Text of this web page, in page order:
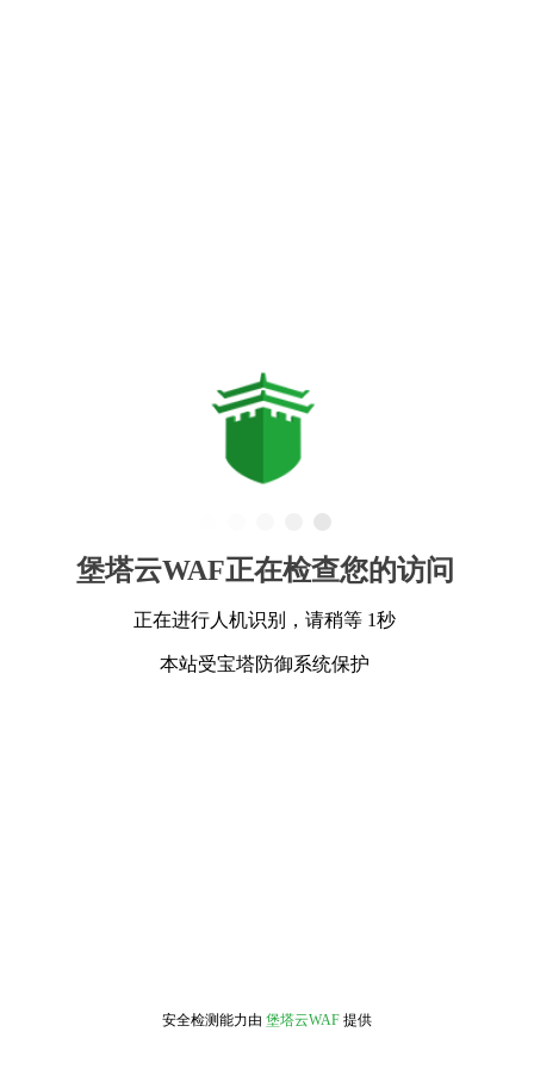
堡塔云WAF正在检查您的访问
正在进行人机识别，请稍等 1秒
本站受宝塔防御系统保护
安全检测能力由 堡塔云WAF 提供